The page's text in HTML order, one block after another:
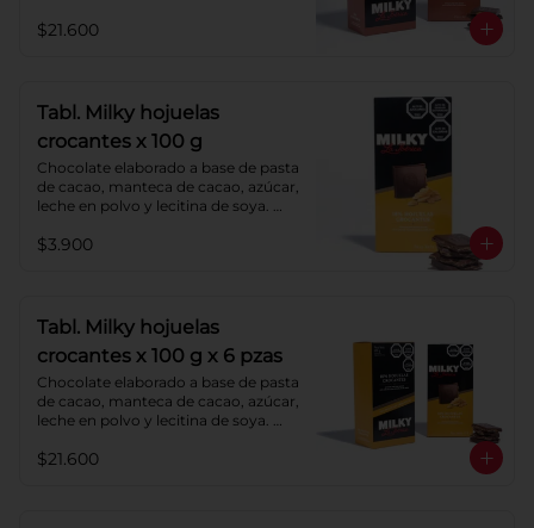
cacao: 40%.
$21.600
Tabl. Milky hojuelas
crocantes x 100 g
Chocolate elaborado a base de pasta
de cacao, manteca de cacao, azúcar,
leche en polvo y lecitina de soya.
Porcentaje de cacao: 40%.
$3.900
Tabl. Milky hojuelas
crocantes x 100 g x 6 pzas
Chocolate elaborado a base de pasta
de cacao, manteca de cacao, azúcar,
leche en polvo y lecitina de soya.
Porcentaje de cacao: 40%.
$21.600